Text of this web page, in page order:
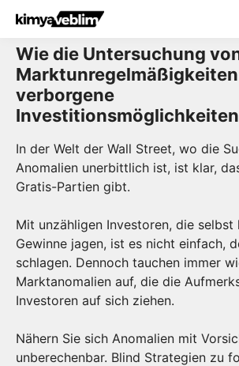
Skip
content
Wie die Untersuchung
Marktunregelmäßigkeiten
verborgene
In der Welt der Wall Street, wo die
Anomalien unerbittlich ist, ist klar,
Gratis-Partien gibt.
Mit unzähligen Investoren, die selbst
Gewinne jagen, ist es nicht einfach,
schlagen. Dennoch tauchen immer
Marktanomalien auf, die die
Investoren auf sich ziehen.
Nähern Sie sich Anomalien mit
unberechenbar. Blind Strategien zu